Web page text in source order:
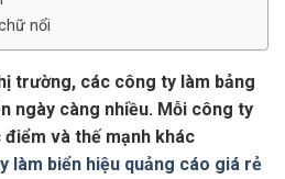
nổi
trường, các công ty làm bảng
ngày càng nhiều. Mỗi công ty
và thế mạnh khác
làm biển hiệu quảng cáo giá rẻ